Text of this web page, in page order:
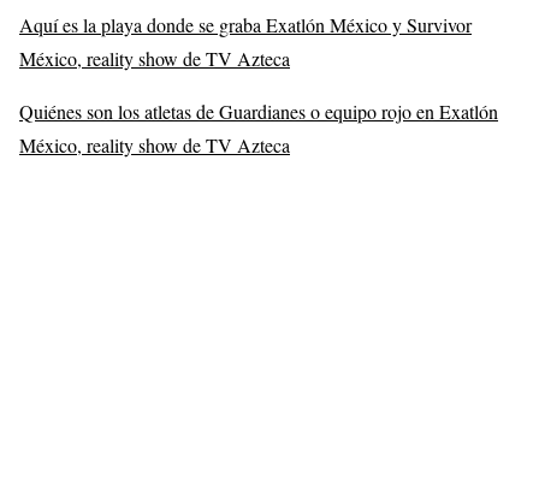
Aquí es la playa donde se graba Exatlón México y Survivor
México, reality show de TV Azteca
Quiénes son los atletas de Guardianes o equipo rojo en Exatlón
México, reality show de TV Azteca